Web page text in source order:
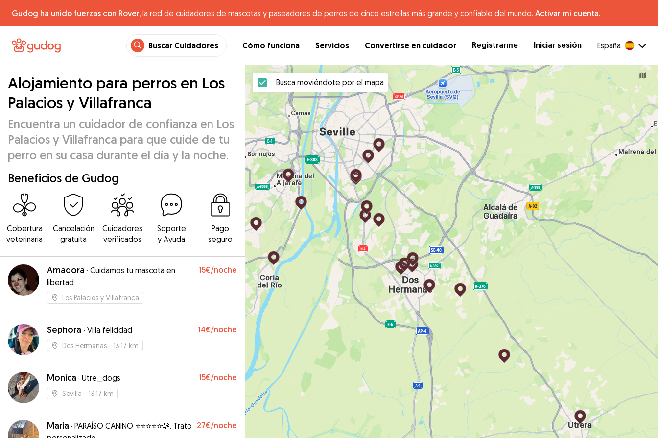
Gudog ha unido fuerzas con Rover, la red de cuidadores de mascotas y paseadores de perros de cinco estrellas más grande y confiable del mundo. Activar mi cuenta.
Buscar Cuidadores Cómo funciona Servicios Convertirse en cuidador Registrarme Iniciar sesión España
Alojamiento para perros en Los
Palacios y Villafranca
Encuentra un cuidador de confianza en Los
Palacios y Villafranca para que cuide de tu
perro en su casa durante el día y la noche.
Beneficios de Gudog
Cobertura
veterinaria
Cancelación
gratuita
Cuidadores
verificados
Soporte
y Ayuda
Pago
seguro
Amadora · Cuidamos tu mascota en
libertad
15€/noche
Los Palacios y Villafranca
Sephora · Villa felicidad 14€/noche
Dos Hermanas - 13.17 km
Monica · Utre_dogs 15€/noche
Sevilla - 13.17 km
María · PARAÍSO CANINO ⭐️⭐️⭐️⭐️⭐️🐶. Trato 27€/noche
Busca moviéndote por el mapa